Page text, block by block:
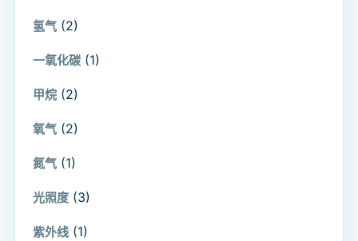
氢气 (2)
一氧化碳 (1)
甲烷 (2)
氧气 (2)
氮气 (1)
光照度 (3)
紫外线 (1)